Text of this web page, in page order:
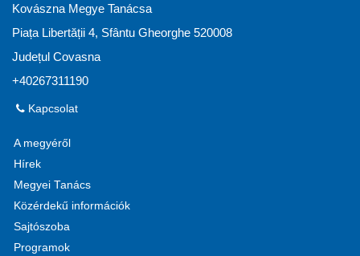
Kovászna Megye Tanácsa
Piața Libertății 4, Sfântu Gheorghe 520008
Județul Covasna
+40267311190
Kapcsolat
A megyéről
Hírek
Megyei Tanács
Közérdekű információk
Sajtószoba
Programok